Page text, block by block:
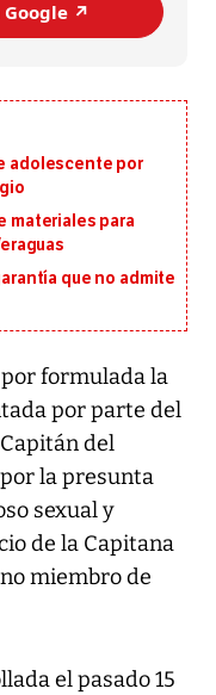
Google ↗️
adolescente por
materiales para
que no admite
formulada la
por parte del
del
la presunta
sexual y
de la Capitana
miembro de
el pasado 15